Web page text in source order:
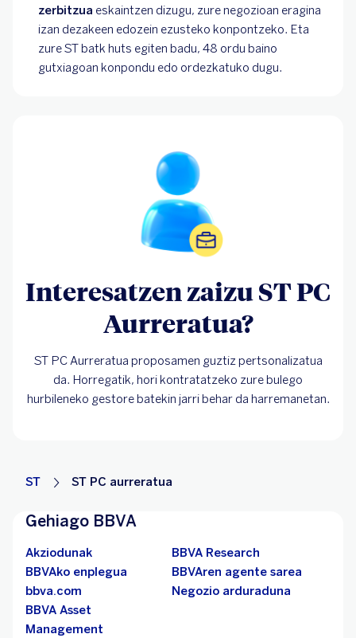
zerbitzua eskaintzen dizugu, zure negozioan eragina
izan dezakeen edozein ezusteko konpontzeko. Eta
zure ST batk huts egiten badu, 48 ordu baino
gutxiagoan konpondu edo ordezkatuko dugu.
Interesatzen zaizu ST PC
Aurreratua?
ST PC Aurreratua proposamen guztiz pertsonalizatua
da. Horregatik, hori kontratatzeko zure bulego
hurbileneko gestore batekin jarri behar da harremanetan.
ST ST PC aurreratua
Gehiago BBVA
Akziodunak
BBVA Research
BBVAko enplegua
BBVAren agente sarea
bbva.com
Negozio arduraduna
BBVA Asset
Management